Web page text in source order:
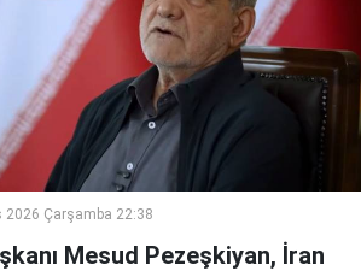
2026 Çarşamba 22:38
Mesud Pezeşkiyan, İran